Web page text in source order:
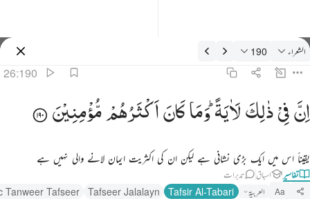
تفسیر: الشعراء 26:190
الشعراء 190
26:190
ان في ذالك لاية وما كان اكثرهم مومنين ١٩٠
إِنَّ فِى ذَٰلِكَ لَـَٔايَةًۭ ۖ وَمَا كَانَ أَكْثَرُهُم مُّؤْمِنِينَ ١٩٠
اِنَّفِیْذٰلِكَلَاٰیَةً ؕوَمَاكَانَاَكْثَرُهُمْمُّؤْمِنِیْنَ
یقیناً اس میں ایک بڑی نشانی ہے لیکن ان کی اکثریت ایمان لانے والی نہیں ہے
تفاسیر اسباق تدبرات
Aa العربية Tafsir Al-Tabari
Tafseer Jalalayn
Tanweer Tafseer